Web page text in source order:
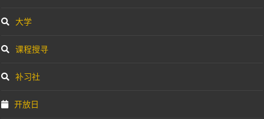
大学
课程搜寻
补习社
开放日